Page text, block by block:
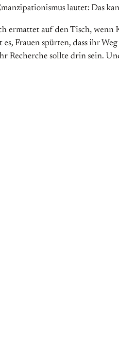
lautet: Das
auf den Tisch, wenn
Frauen spürten, dass ihr
sollte drin sein.